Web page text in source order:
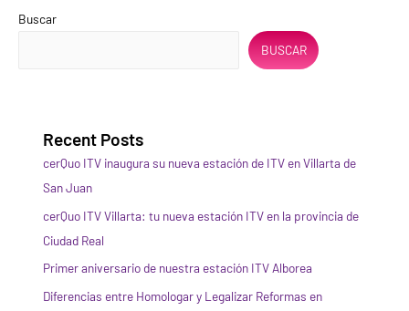
Buscar
BUSCAR
Recent Posts
cerQuo ITV inaugura su nueva estación de ITV en Villarta de
San Juan
cerQuo ITV Villarta: tu nueva estación ITV en la provincia de
Ciudad Real
Primer aniversario de nuestra estación ITV Alborea
Diferencias entre Homologar y Legalizar Reformas en